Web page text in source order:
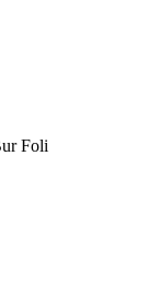
Foli